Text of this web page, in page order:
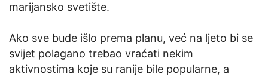
marijansko svetište.
Ako sve bude išlo prema planu, već na ljeto bi se
svijet polagano trebao vraćati nekim
aktivnostima koje su ranije bile popularne, a